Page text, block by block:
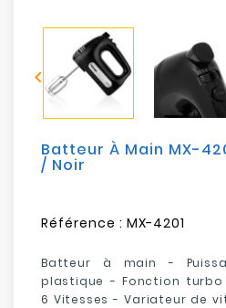
Sécurité
Mobilités

Batteur À Main MX-
/ Noir
Référence : MX-4201
Batteur à main -
plastique - Fonction
6 Vitesses - Variateur de